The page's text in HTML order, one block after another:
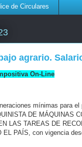
de Circulares
agrario.
On-Line
mínimas para
DE MÁQUINAS
LAS TAREAS DE
EL PAÍS, con vigencia